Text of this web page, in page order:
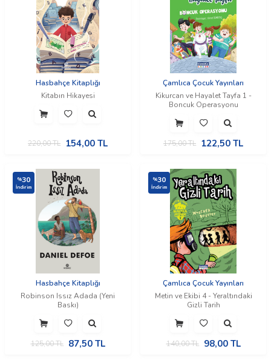
Hasbahçe Kitaplığı
Kitabın Hikayesi
220,00TL 154,00 TL
Çamlıca Çocuk Yayınları
Kikurcan ve Hayalet Tayfa 1 -
Boncuk Operasyonu
175,00TL 122,50 TL
%30
İndirim
Hasbahçe Kitaplığı
Robinson Issız Adada (Yeni
Baskı)
125,00TL 87,50TL
%30
İndirim
Çamlıca Çocuk Yayınları
Metin ve Ekibi 4 - Yeraltındaki
Gizli Tarih
140,00TL 98,00TL